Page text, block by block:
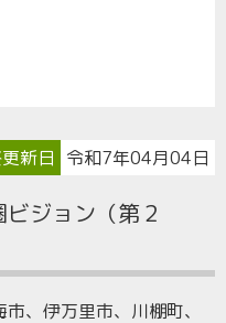
新日 令和7年04月04日
ジョン（第２
、伊万里市、川棚町、